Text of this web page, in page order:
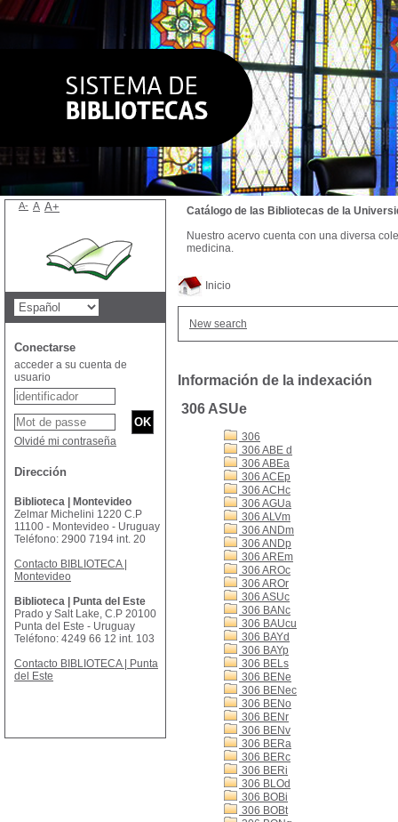
Inicio
New search
Información de la indexación
306 ASUe
306
306 ABE d
306 ABEa
306 ACEp
306 ACHc
306 AGUa
306 ALVm
306 ANDm
306 ANDp
306 AREm
306 AROc
306 AROr
306 ASUc
306 BANc
306 BAUcu
306 BAYd
306 BAYp
306 BELs
306 BENe
306 BENec
306 BENo
306 BENr
306 BENv
306 BERa
306 BERc
306 BERi
306 BLOd
306 BOBi
306 BOBt
Catálogo de las Bibliotecas de la
Nuestro acervo cuenta con una diversa
medicina.
A- A A+
Conectarse
acceder a su cuenta de
usuario
Olvidé mi contraseña
Dirección
Biblioteca | Montevideo
Zelmar Michelini 1220 C.P
11100 - Montevideo - Uruguay
Teléfono: 2900 7194 int. 20
Contacto BIBLIOTECA |
Montevideo
Biblioteca | Punta del Este
Prado y Salt Lake, C.P 20100
Punta del Este - Uruguay
Teléfono: 4249 66 12 int. 103
Contacto BIBLIOTECA | Punta
del Este